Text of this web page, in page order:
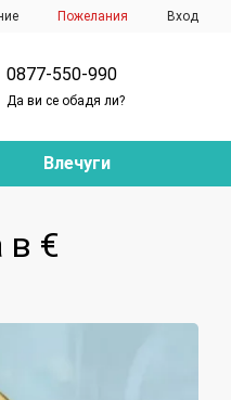
Пожелания Вход
0877-550-990
Да ви се обадя ли?
Влечуги
в €